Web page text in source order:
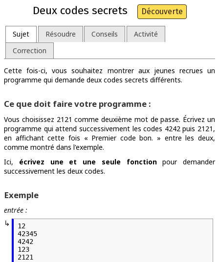
Deux codes secrets Découverte
Sujet Résoudre Conseils
Activité
Correction
Cette fois-ci, vous souhaitez montrer aux jeunes recrues un
programme qui demande deux codes secrets différents.
Ce que doit faire votre programme :
Vous choisissez 2121 comme deuxième mot de passe. Écrivez un
programme qui attend successivement les codes 4242 puis 2121,
en affichant cette fois « Premier code bon. » entre les deux,
comme montré dans l'exemple.
Ici, écrivez une et une seule fonctionpour demander
successivement les deux codes.
Exemple
entrée :
12
42345
4242
123
2121